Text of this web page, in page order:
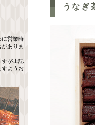
うな
に営業時
ありま
すが上記
すようお